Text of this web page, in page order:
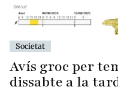
Societat
Avís groc per
dissabte a la